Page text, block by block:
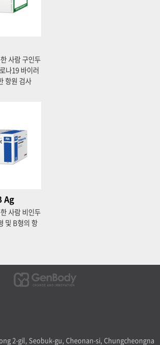
사람 구인두
나19 바이러
항원 검사
Ag
사람 비인두
및 B형의 항
2-gil, Seobuk-gu, Cheonan-si, Chungcheongna